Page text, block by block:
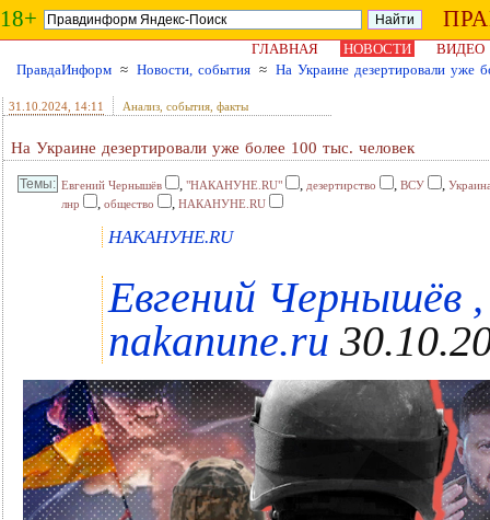
18+
ГЛАВНАЯ НОВОСТИ
ВИДЕО
ПравдаИнформ ≈ Новости, события ≈ На Украине дезертировали уже
31.10.2024 , 14:11 Анализ, события, факты
На Украине дезертировали уже более 100 тыс. человек
Евгений Чернышёв , "НАКАНУНЕ.RU" , дезертирство , ВСУ ,
лнр
, общество , НАКАНУНЕ.RU
НАКАНУНЕ.RU
Евгений
nakanune.ru